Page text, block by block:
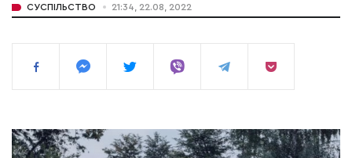
СУСПІЛЬСТВО 21:34, 22.08, 2022